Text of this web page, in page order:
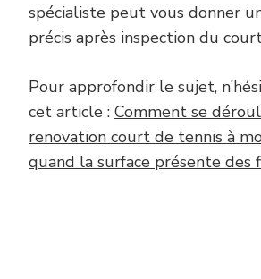
spécialiste peut vous donner
précis après inspection du
Pour approfondir le sujet,
cet article : Comment se
renovation court de tennis à
quand la surface présente des